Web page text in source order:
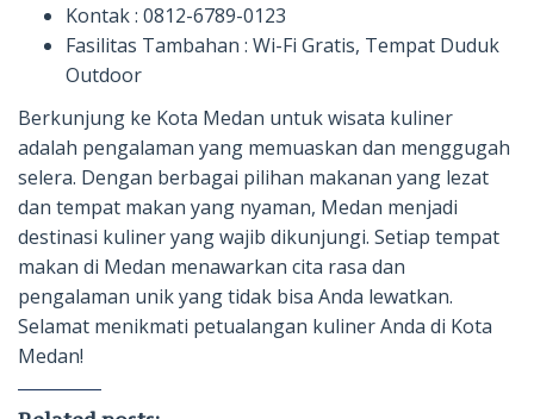
Kontak : 0812-6789-0123
Fasilitas Tambahan : Wi-Fi Gratis, Tempat Duduk
Outdoor
Berkunjung ke Kota Medan untuk wisata kuliner
adalah pengalaman yang memuaskan dan menggugah
selera. Dengan berbagai pilihan makanan yang lezat
dan tempat makan yang nyaman, Medan menjadi
destinasi kuliner yang wajib dikunjungi. Setiap tempat
makan di Medan menawarkan cita rasa dan
pengalaman unik yang tidak bisa Anda lewatkan.
Selamat menikmati petualangan kuliner Anda di Kota
Medan!